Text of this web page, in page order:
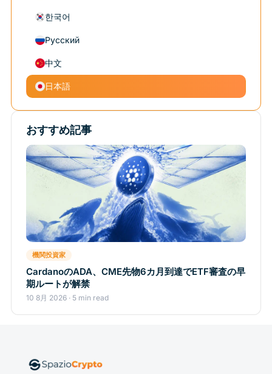
한국어
Русский
中文
日本語
おすすめ記事
機関投資家
CardanoのADA、CME先物6カ月到達でETF審査の早
期ルートが解禁
10 8月 2026 · 5 min read